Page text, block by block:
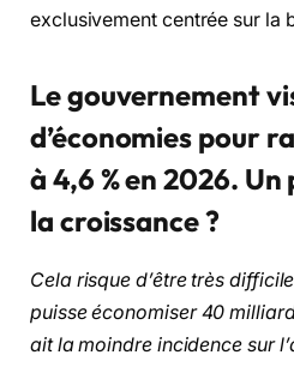
exclusivement centrée sur la
Le gouvernement
d’économies pour
à 4,6 % en 2026.
la croissance ?
Cela risque d’être très
puisse économiser 40
ait la moindre incidence sur